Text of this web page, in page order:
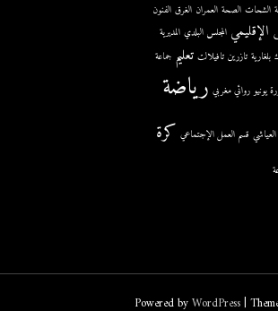
الشحات الصحة العمران الغرق الفنون
الإقليمي المجلس البلدي المديرية
بلغارية تازرين تافيلالت تعليم جماعة
يونيو روائي مغربي رياضة
قسم العمل الإجتماعي كرة
Powered byWordPress|